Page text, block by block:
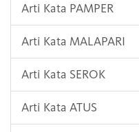
Arti Kata PAMPER
Arti Kata MALAPARI
Arti Kata SEROK
Arti Kata ATUS